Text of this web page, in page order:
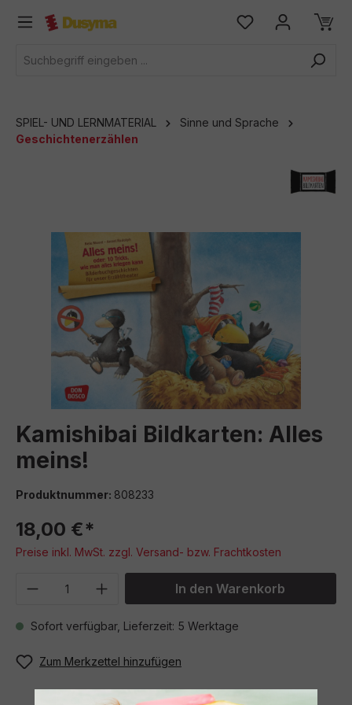
springen
SPIEL- UND LERNMATERIAL
Sinne und Sprache
Geschichtenerzählen
Bildergalerie überspringen
Kamishibai Bildkarten: Alles
meins!
Produktnummer: 808233
18,00 €*
Preise inkl. MwSt. zzgl. Versand- bzw. Frachtkosten
Produkt Anzahl: Gib denIn den Warenkorb
Sofort verfügbar, Lieferzeit: 5 Werktage
Zum Merkzettel hinzufügen